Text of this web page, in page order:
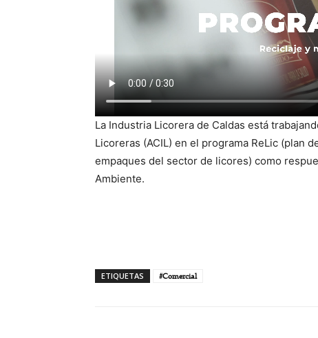
La Industria Licorera de Caldas está
Licoreras (ACIL) en el programa ReLic (plan
empaques del sector de licores) como
Ambiente.
ETIQUETAS #Comercial